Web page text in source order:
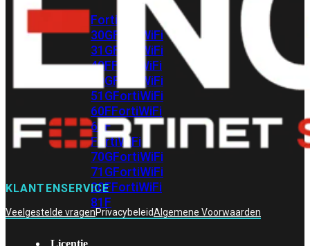
FortiWiFi
30GFortiWiFi
31GFortiWiFi
40FFortiWiFi
50GFortiWiFi
51GFortiWiFi
60FFortiWiFi
61F
FortiWiFi
70GFortiWiFi
71GFortiWiFi
80FFortiWiFi
81F
Licentie
KLANTENSERVICE
Veelgestelde vragenPrivacybeleidAlgemene Voorwaarden